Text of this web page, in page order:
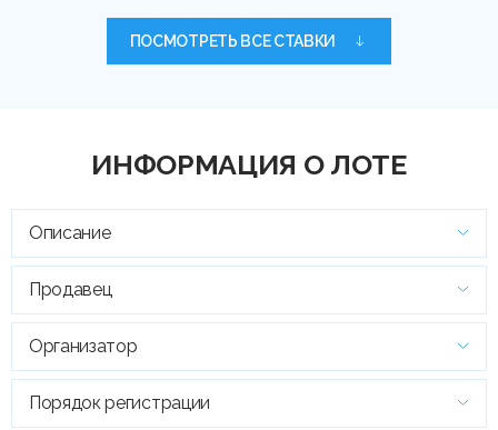
ПОСМОТРЕТЬ ВСЕ СТАВКИ
ИНФОРМАЦИЯ О ЛОТЕ
Описание
Продавец
Организатор
Порядок регистрации